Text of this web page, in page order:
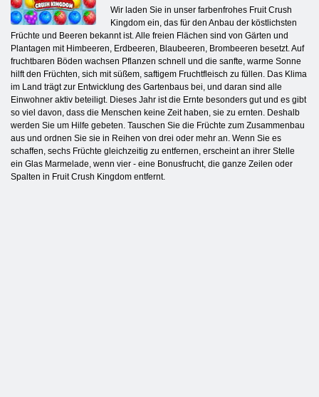
Wir laden Sie in unser farbenfrohes Fruit Crush
Kingdom ein, das für den Anbau der köstlichsten
Früchte und Beeren bekannt ist. Alle freien Flächen sind von Gärten und
Plantagen mit Himbeeren, Erdbeeren, Blaubeeren, Brombeeren besetzt. Auf
fruchtbaren Böden wachsen Pflanzen schnell und die sanfte, warme Sonne
hilft den Früchten, sich mit süßem, saftigem Fruchtfleisch zu füllen. Das Klima
im Land trägt zur Entwicklung des Gartenbaus bei, und daran sind alle
Einwohner aktiv beteiligt. Dieses Jahr ist die Ernte besonders gut und es gibt
so viel davon, dass die Menschen keine Zeit haben, sie zu ernten. Deshalb
werden Sie um Hilfe gebeten. Tauschen Sie die Früchte zum Zusammenbau
aus und ordnen Sie sie in Reihen von drei oder mehr an. Wenn Sie es
schaffen, sechs Früchte gleichzeitig zu entfernen, erscheint an ihrer Stelle
ein Glas Marmelade, wenn vier - eine Bonusfrucht, die ganze Zeilen oder
Spalten in Fruit Crush Kingdom entfernt.